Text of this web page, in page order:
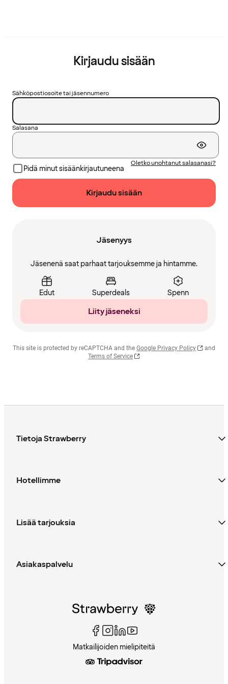
Kirjaudu sisään
Sähköpostiosoite tai jäsennumero
Salasana
Pidä minut sisäänkirjautuneena
Oletko unohtanut salasanasi?
Kirjaudu sisään
Jäsenyys
Jäsenenä saat parhaat tarjouksemme ja hintamme.
Edut Superdeals Spenn
Liity jäseneksi
This site is protected by reCAPTCHA and the Google Privacy Policy
and
Terms of Service
Tietoja Strawberry
Hotellimme
Lisää tarjouksia
Asiakaspalvelu
Matkailijoiden mielipiteitä